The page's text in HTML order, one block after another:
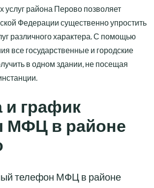
услуг района Перово позволяет
Федерации существенно упростить
различного характера. С помощью
все государственные и городские
в одном здании, не посещая
и график
МФЦ в районе
телефон МФЦ в районе